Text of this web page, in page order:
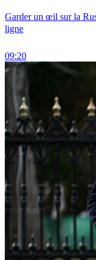
Garder un œil sur la
ligne
09:20